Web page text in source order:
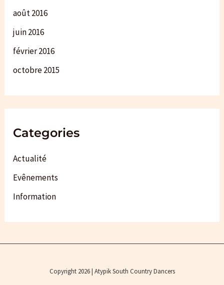
août 2016
juin 2016
février 2016
octobre 2015
Categories
Actualité
Evênements
Information
Copyright 2026 | Atypik South Country Dancers